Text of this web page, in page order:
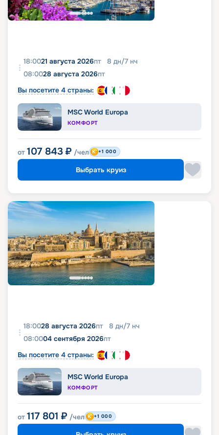
18:0021 августа 2026пт 8 дн/7 нч
08:0028 августа 2026пт
Вы посетите 4 страны:
MSC World Europa
КОМФОРТ
от 107 843 ₽ /чел +1 000
Выбрать круиз
18:0028 августа 2026пт 8 дн/7 нч
08:0004 сентября 2026пт
Вы посетите 4 страны:
MSC World Europa
КОМФОРТ
от 117 801 ₽ /чел +1 000